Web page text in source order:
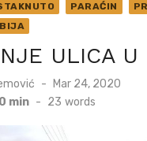
PARAĆIN
ULICA U
Posted
on
Mar 24, 2020
0 min - 23 words